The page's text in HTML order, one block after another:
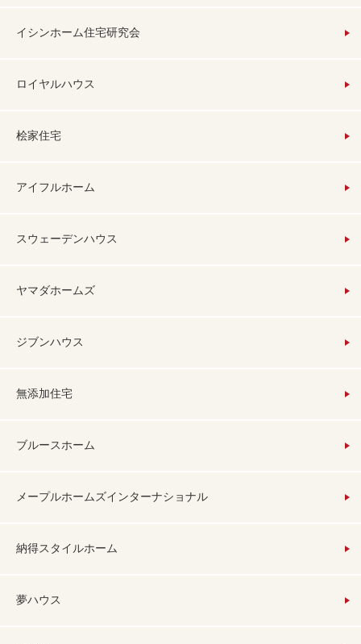
イシンホーム住宅研究会
ロイヤルハウス
桧家住宅
アイフルホーム
スウェーデンハウス
ヤマダホームズ
ジブンハウス
無添加住宅
ブルースホーム
メープルホームズインターナショナル
納得スタイルホーム
夢ハウス